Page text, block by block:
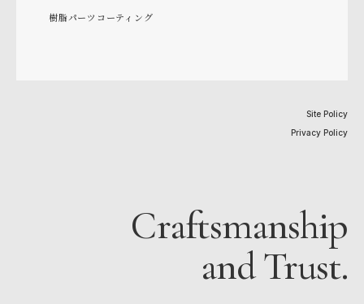
樹脂パーツコーティング
Site Policy
Privacy Policy
Craftsmanship
and Trust.